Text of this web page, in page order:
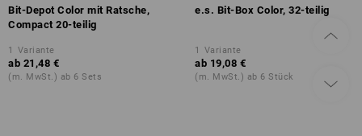
Bit-Depot Color mit Ratsche,
Compact 20-teilig
1 Variante
ab 21,48 €
(m. MwSt.) ab 6 Sets
e.s. Bit-Box Color, 32-teilig
1 Variante
ab 19,08 €
(m. MwSt.) ab 6 Stück